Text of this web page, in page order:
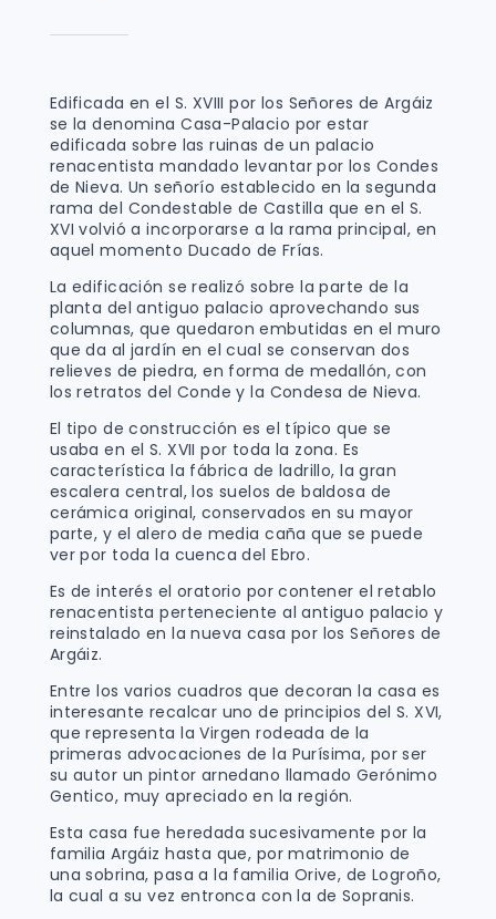
Edificada en el S. XVIII por los Señores de Argáiz
se la denomina Casa-Palacio por estar
edificada sobre las ruinas de un palacio
renacentista mandado levantar por los Condes
de Nieva. Un señorío establecido en la segunda
rama del Condestable de Castilla que en el S.
XVI volvió a incorporarse a la rama principal, en
aquel momento Ducado de Frías.
La edificación se realizó sobre la parte de la
planta del antiguo palacio aprovechando sus
columnas, que quedaron embutidas en el muro
que da al jardín en el cual se conservan dos
relieves de piedra, en forma de medallón, con
los retratos del Conde y la Condesa de Nieva.
El tipo de construcción es el típico que se
usaba en el S. XVII por toda la zona. Es
característica la fábrica de ladrillo, la gran
escalera central, los suelos de baldosa de
cerámica original, conservados en su mayor
parte, y el alero de media caña que se puede
ver por toda la cuenca del Ebro.
Es de interés el oratorio por contener el retablo
renacentista perteneciente al antiguo palacio y
reinstalado en la nueva casa por los Señores de
Argáiz.
Entre los varios cuadros que decoran la casa es
interesante recalcar uno de principios del S. XVI,
que representa la Virgen rodeada de la
primeras advocaciones de la Purísima, por ser
su autor un pintor arnedano llamado Gerónimo
Gentico, muy apreciado en la región.
Esta casa fue heredada sucesivamente por la
familia Argáiz hasta que, por matrimonio de
una sobrina, pasa a la familia Orive, de Logroño,
la cual a su vez entronca con la de Sopranis.